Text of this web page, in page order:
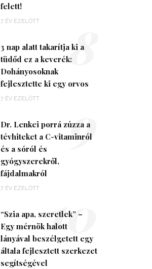
felett!
7 ÉV EZELŐTT
3 nap alatt takarítja ki a
tüdőd ez a keverék:
Dohányosoknak
fejlesztette ki egy orvos
7 ÉV EZELŐTT
8
Dr. Lenkei porrá zúzza a
tévhiteket a C-vitaminról
és a sóról és
gyógyszerekről,
fájdalmakról
7 ÉV EZELŐTT
9
“Szia apa, szeretlek” –
Egy mérnök halott
lányával beszélgetett egy
általa fejlesztett szerkezet
segítségével
10